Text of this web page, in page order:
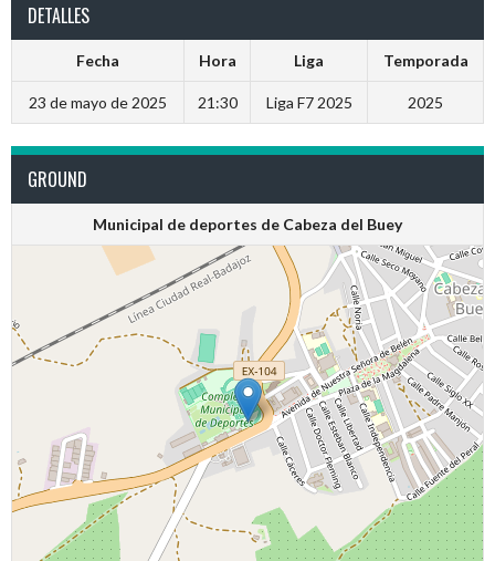
DETALLES
Fecha Hora Liga Temporada
23 de mayo de 2025 21:30 Liga F7 2025 2025
GROUND
Municipal de deportes de Cabeza del Buey